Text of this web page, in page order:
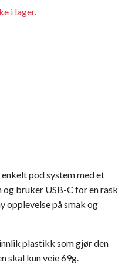
i lager.
pod system med et
bruker USB-C for en rask
opplevelse på smak og
plastikk som gjør den
skal kun veie 69g.